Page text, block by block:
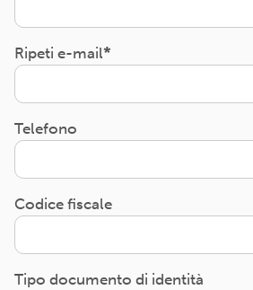
Ripeti e-mail
Telefono
Codice fiscale
Tipo documento di identità